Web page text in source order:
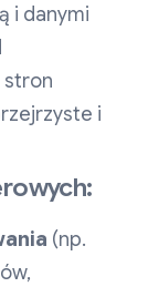
i danymi
stron
i
(np.